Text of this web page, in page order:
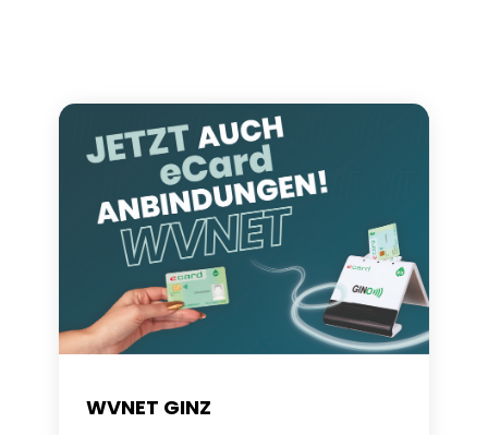
WVNET GINZ